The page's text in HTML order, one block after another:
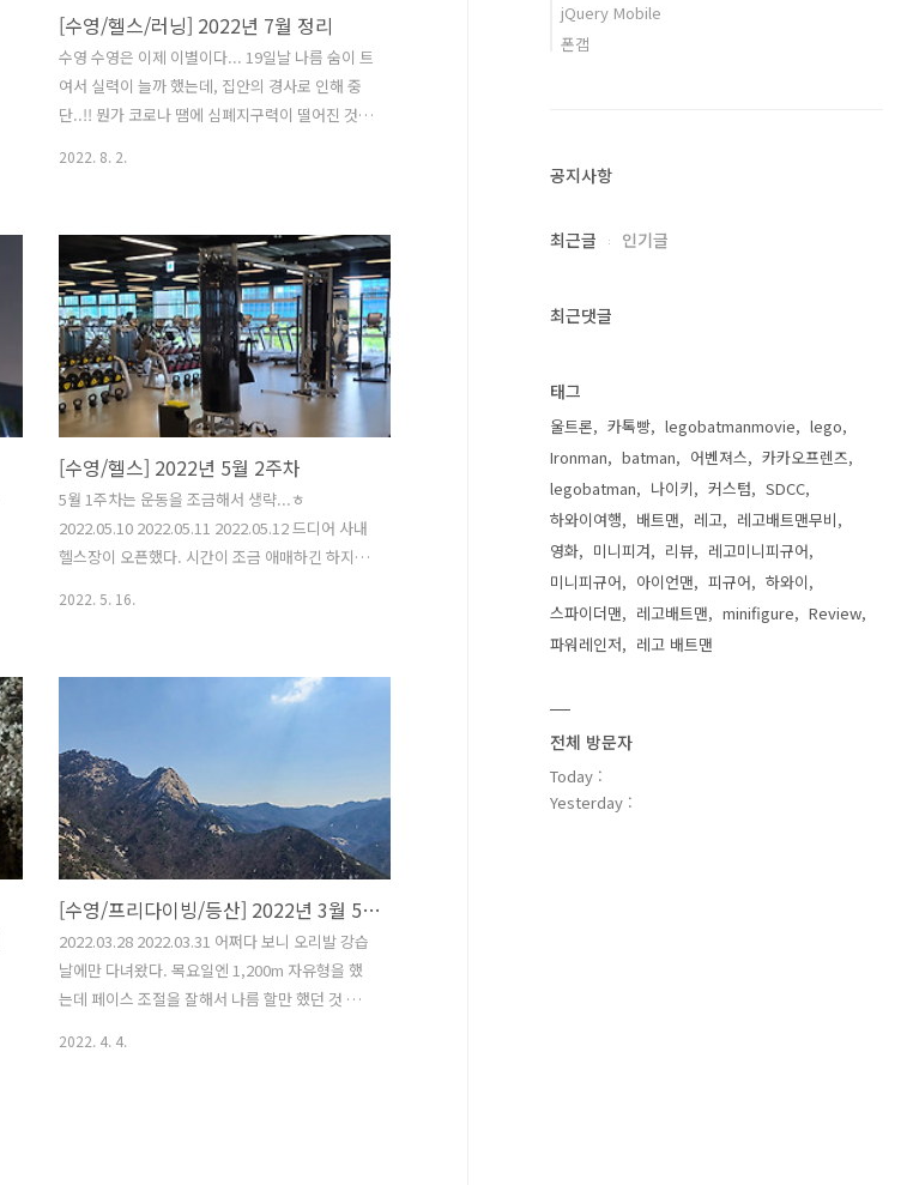
[수영/헬스/러닝] 2022년 7월 정리
수영 수영은 이제 이별이다... 19일날 나름 숨이 트
여서 실력이 늘까 했는데, 집안의 경사로 인해 중
단..!! 뭔가 코로나 땜에 심폐지구력이 떨어진 것
이별이지만 헬스는 열심히 하고 있다. 6일 내내 운
동하고 그 다음 2주는 띄엄띄엄 했는데... 무리하
다가 목에 담이 와서 그랬다. 인바디는 저번달과
차이는 없는데 눈바디는 점점 좋아지는 것 같아 재
밌다. 8월에도 열심히 해야겠다. 월, 수 아침에는
GX 필라테스 하는 중...! 수영을 이별했으니 러닝
이라도 열심히 해야겠다. 5km를 4분 대 페이스로
진입하는 것이 목표..!!
2022. 8. 2.
[수영/헬스] 2022년 5월 2주차
5월 1주차는 운동을 조금해서 생략...ㅎ
2022.05.10 2022.05.11 2022.05.12 드디어 사내
헬스장이 오픈했다. 시간이 조금 애매하긴 하지만
특히 승모랑 뒷목이 아프다ㅠ
2022. 5. 16.
[수영/프리다이빙/등산] 2022년 3월 5주차
2022.03.28 2022.03.31 어쩌다 보니 오리발 강습
날에만 다녀왔다. 목요일엔 1,200m 자유형을 했
는데 페이스 조절을 잘해서 나름 할만 했던 것 같
2022. 4. 4.
jQuery Mobile
폰갭
공지사항
최근글 인기글
최근댓글
태그
울트론 카톡빵 legobatmanmovie
lego
Ironman
batman 어벤져스
카카오프렌즈
legobatman
나이키 커스텀
SDCC
하와이여행
배트맨 레고
레고배트맨무비
영화
미니피겨 리뷰
레고미니피규어
미니피규어
아이언맨 피규어
하와이
스파이더맨
레고배트맨 minifigure
Review
파워레인저
레고 배트맨
전체 방문자
Today :
Yesterday :